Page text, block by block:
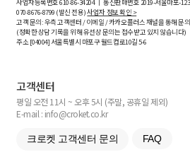
사업자등록번호610-86-34204ㅣ 통신판매번호 2019-서울마포-
070-8676-8799 (발신 전용)사업자 정보 확인 >
고객 문의: 우측 고객센터 / 이메일 / 카카오플러스 채널을 통해 문
(정확한 상담 기록을 위해 유선상 문의는 접수받고 있지 않습니다)
주소 [04004] 서울특별시 마포구 월드컵로10길5-6
고객센터
평일 오전 11시 ~ 오후 5시 (주말, 공휴일 제외)
E-mail : info@croket.co.kr
크로켓 고객센터 문의 FAQ